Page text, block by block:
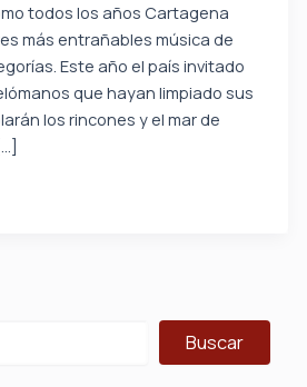
todos los años Cartagena
más entrañables música de
Este año el país invitado
que hayan limpiado sus
los rincones y el mar de
Buscar